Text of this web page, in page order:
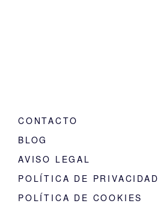
CONTACTO
BLOG
AVISO LEGAL
POLÍTICA DE PRIVACIDAD
POLÍTICA DE COOKIES